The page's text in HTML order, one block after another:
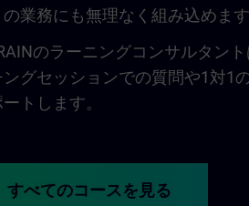
の業務にも無理なく組み込めます
のラーニングコンサルタン
ングセッションでの質問や1対1
トします。
すべてのコースを見る